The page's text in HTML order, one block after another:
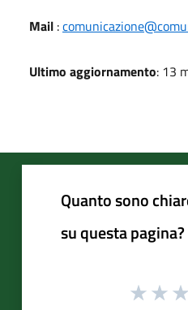
Mail :
Ultimo aggiornamento: 13
Quanto sono
su questa pagina?